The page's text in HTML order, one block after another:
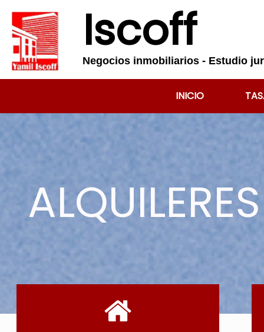
Iscoff
Negocios inmobiliarios - Estudio
INICIO
ALQUILERES